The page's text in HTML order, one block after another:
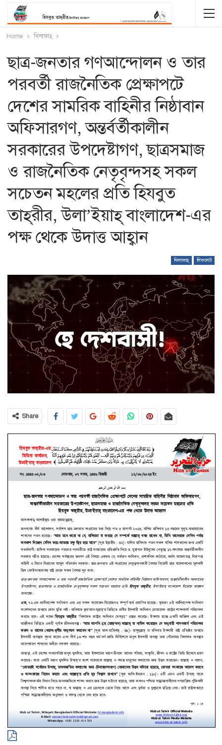
Home খিলাফাহ্‌
ছাত্র-জনতার গণআন্দোলন ও তার
পরবর্তী রাজনৈতিক প্রেক্ষাপটে
দেশের সামরিক বাহিনীর নিষ্ঠাবান
অফিসারগণ, অন্তর্বর্তীকালীন
সরকারের উপদেষ্টাগণ, ছাত্রসমাজ
ও রাজনৈতিক নেতৃবৃন্দসহ সকল
সচেতন মহলের প্রতি হিযবুত
তাহ্‌রীর, উলা’ইয়াহ্‌ বাংলাদেশ-এর
পক্ষ থেকে উদাত্ত আহ্বান
খিলাফাহ্‌ লিফলেট
Share